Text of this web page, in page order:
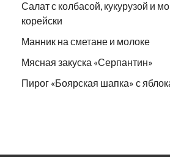
Салат с колбасой, кукурузой и
корейски
Манник на сметане и молоке
Мясная закуска «Серпантин»
Пирог «Боярская шапка» с